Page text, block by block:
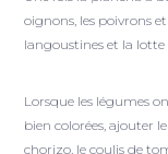
oignons, les poivrons
langoustines et la lotte
Lorsque les légumes
bien colorées, ajouter
chorizo, le coulis de